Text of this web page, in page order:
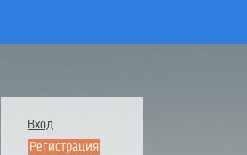
Вход
Регистрация